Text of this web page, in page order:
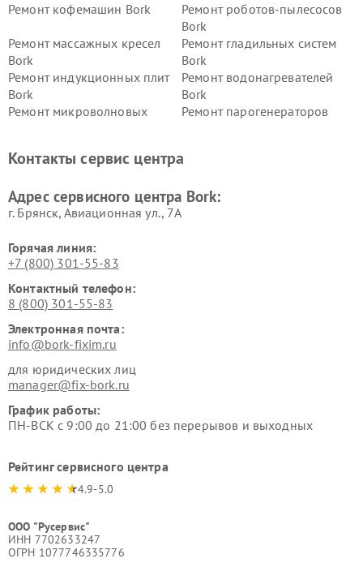
Ремонт кофемашин Bork
Ремонт роботов-пылесосов
Bork
Ремонт массажных кресел
Bork
Ремонт гладильных систем
Bork
Ремонт индукционных плит
Bork
Ремонт водонагревателей
Bork
Ремонт микроволновых
Ремонт парогенераторов
воздуха Bork
Bork
Bork
Контакты сервис центра
Адрес сервисного центра Bork:
г. Брянск, Авиационная ул., 7А
Горячая линия:
+7 (800) 301-55-83
Контактный телефон:
8 (800) 301-55-83
Электронная почта:
info@bork-fixim.ru
для юридических лиц
manager@fix-bork.ru
График работы:
ПН-ВСК с 9:00 до 21:00 без перерывов и выходных
Рейтинг сервисного центра
4.9-5.0
ООО "Русервис"
ИНН 7702633247
ОГРН 1077746335776